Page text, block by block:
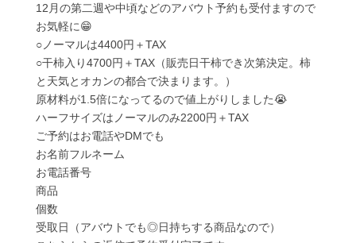
12月の第二週や中頃などのアバウト予約も受付ますので
お気軽に😁
○ノーマルは4400円＋TAX
○干柿入り4700円＋TAX（販売日干柿でき次第決定。柿
と天気とオカンの都合で決まります。）
原材料が1.5倍になってるので値上がりしました😭
ハーフサイズはノーマルのみ2200円＋TAX
ご予約はお電話やDMでも
お名前フルネーム
お電話番号
商品
個数
受取日（アバウトでも◎日持ちする商品なので）